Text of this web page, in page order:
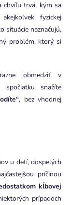
chvíľu trvá, kým sa
fyzickej
situácie naznačujú,
problém, ktorý si
obmedziť v
snažíte
, bez vhodnej
u detí, dospelých
príčinou
kĺbovej
prípadoch